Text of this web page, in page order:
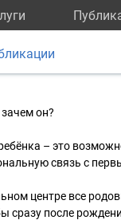
он?
– это
связь с
центре все
сразу после